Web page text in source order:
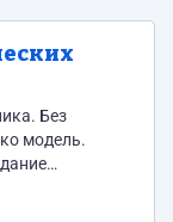
Без
модель.